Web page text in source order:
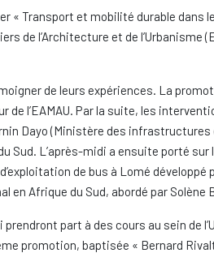
Transport et mobilité durable dans
de l’Architecture et de l’Urbanisme
de leurs expériences. La
l’EAMAU. Par la suite, les
Dayo (Ministère des
L’après-midi a ensuite porté
de bus à Lomé
Afrique du Sud, abordé par Solène
part à des cours au sein de
promotion, baptisée « Bernard